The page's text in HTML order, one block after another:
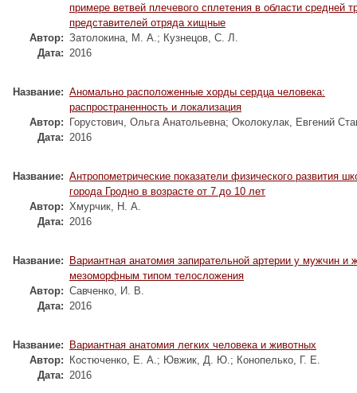
примере ветвей плечевого сплетения в области средней
представителей отряда хищные
Автор: Затолокина, М. А.; Кузнецов, С. Л.
Дата: 2016
Название: Аномально расположенные хорды сердца человека:
распространенность и локализация
Автор:
Горустович, Ольга Анатольевна; Околокулак, Евгений
Дата: 2016
Название: Антропометрические показатели физического развития
города Гродно в возрасте от 7 до 10 лет
Автор: Хмурчик, Н. А.
Дата: 2016
Название:
Вариантная анатомия запирательной артерии у мужчин и
мезоморфным типом телосложения
Автор: Савченко, И. В.
Дата: 2016
Название:
Вариантная анатомия легких человека и животных
Автор:
Костюченко, Е. А.; Ювжик, Д. Ю.; Конопелько, Г. Е.
Дата: 2016